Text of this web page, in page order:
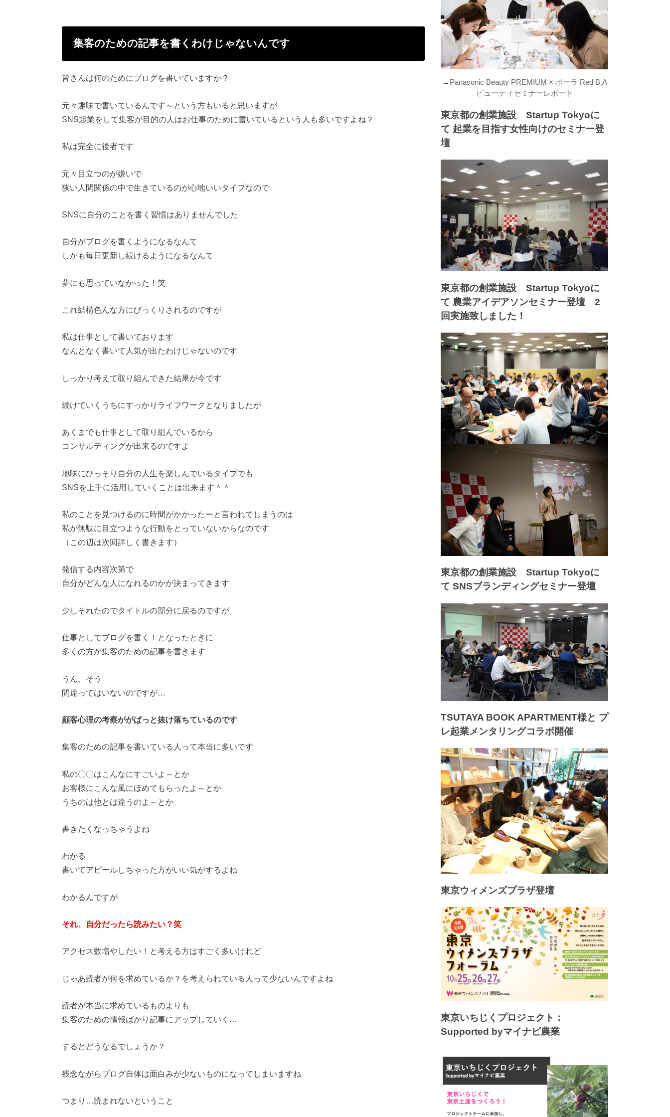
集客のための記事を書くわけじゃないんです
皆さんは何のためにブログを書いていますか？
元々趣味で書いているんです～という方もいると思いますが
SNS起業をして集客が目的の人はお仕事のために書いているという人も多いですよね？
私は完全に後者です
元々目立つのが嫌いで
狭い人間関係の中で生きているのが心地いいタイプなので
SNSに自分のことを書く習慣はありませんでした
自分がブログを書くようになるなんて
しかも毎日更新し続けるようになるなんて
夢にも思っていなかった！笑
これ結構色んな方にびっくりされるのですが
私は仕事として書いております
なんとなく書いて人気が出たわけじゃないのです
しっかり考えて取り組んできた結果が今です
続けていくうちにすっかりライフワークとなりましたが
あくまでも仕事として取り組んでいるから
コンサルティングが出来るのですよ
地味にひっそり自分の人生を楽しんでいるタイプでも
SNSを上手に活用していくことは出来ます＾＾
私のことを見つけるのに時間がかかったーと言われてしまうのは
私が無駄に目立つような行動をとっていないからなのです
（この辺は次回詳しく書きます）
発信する内容次第で
自分がどんな人になれるのかが決まってきます
少しそれたのでタイトルの部分に戻るのですが
仕事としてブログを書く！となったときに
多くの方が集客のための記事を書きます
うん、そう
間違ってはいないのですが…
顧客心理の考察ががばっと抜け落ちているのです
集客のための記事を書いている人って本当に多いです
私の〇〇はこんなにすごいよ～とか
お客様にこんな風にほめてもらったよ～とか
うちのは他とは違うのよ～とか
書きたくなっちゃうよね
わかる
書いてアピールしちゃった方がいい気がするよね
わかるんですが
それ、自分だったら読みたい？笑
アクセス数増やしたい！と考える方はすごく多いけれど
じゃあ読者が何を求めているか？ を考えられている人って少ないんですよね
読者が本当に求めているものよりも
集客のための情報ばかり記事にアップしていく…
するとどうなるでしょうか？
残念ながらブログ自体は面白みが少ないものになってしまいますね
つまり…読まれないということ
→ Panasonic Beauty PREMIUM × ポーラ Red B.A
ビューティセミナーレポート
東京都の創業施設 Startup Tokyoに
て 起業を目指す女性向けのセミナー登
壇
東京都の創業施設 Startup Tokyoに
て 農業アイデアソンセミナー登壇 2
回実施致しました！
東京都の創業施設 Startup Tokyoに
て SNSブランディングセミナー登壇
TSUTAYA BOOK APARTMENT様と プ
レ起業メンタリングコラボ開催
東京ウィメンズプラザ登壇
東京いちじくプロジェクト：
Supported byマイナビ農業